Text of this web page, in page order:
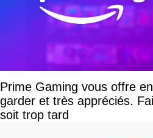
Prime Gaming vous offre
garder et très appréciés.
soit trop tard